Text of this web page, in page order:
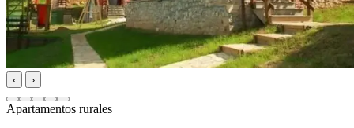
‹ ›
Apartamentos rurales